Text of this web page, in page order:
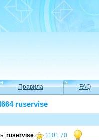
Правила FAQ
ruservise
ruservise
1101.70